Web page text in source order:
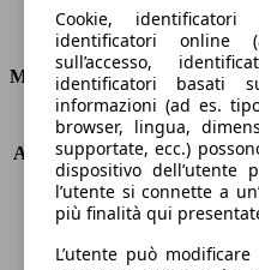
Consumi
Motore e Prestazioni
KW (PS)
Accelerazione (0-100 km/h)
Velocità massima (km/h)
Numero di marce
8
Cilindrata
Cookie,
identificatori online
sull’accesso,
identificatori basati
informazioni (ad es.
browser, lingua,
supportate, ecc.)
dispositivo dell’utente
l’utente si connette a
più finalità qui
L’utente può